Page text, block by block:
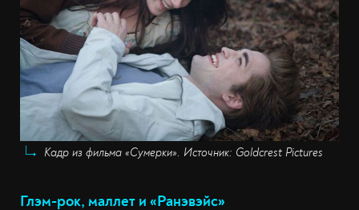
Кадр из фильма «Сумерки». Источник: Goldcrest Pictures
Глэм-рок, маллет и «Ранэвэйс»